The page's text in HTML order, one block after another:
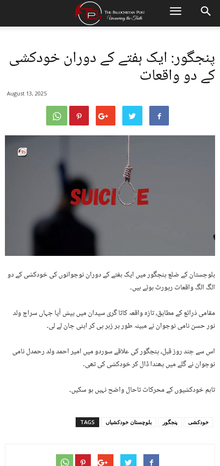
پنجگور: ایک ہفتے کے دوران خودکشی
کے دو واقعات
August 13, 2025
بلوچستان کے ضلع پنجگور میں ایک ہفتے کے دوران نوجوانوں کی خودکشی کے دو
الگ الگ واقعات رپورٹ ہوئے ہیں۔
مقامی ذرائع کے مطابق، تازہ واقعہ کاٹا گری سیدان میں پیش آیا جہاں سراج ولد
نور حسن نامی نوجوان نے مبینہ طور پر زہر پی کر اپنی جان لے لی۔
اس سے چند روز قبل، پنجگور کی علاقے سوردو میں امیر احمد ولد رحمدل نامی
نوجوان نے گلے میں پھندا ڈال کر خودکشی کی تھی۔
تاہم خودکشیوں کے محرکات تاحال واضح نہیں ہو سکیں۔
TAGS بلوچستان خودکشیاں پنجگور خودکشی